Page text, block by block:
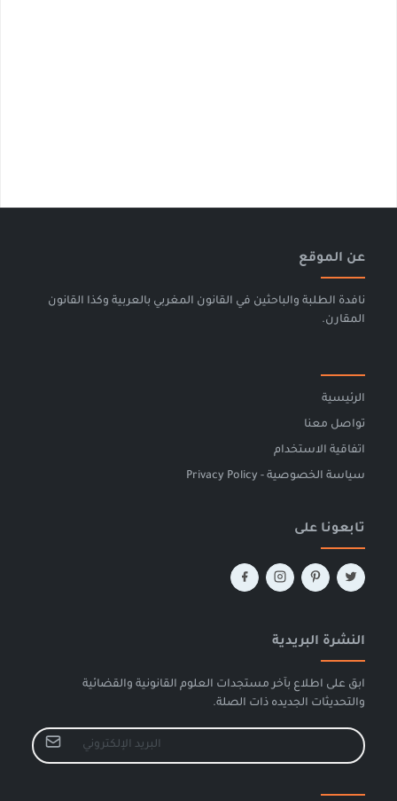
عن الموقع
نافدة الطلبة والباحثين في القانون المغربي بالعربية وكذا القانون
المقارن.
الرئيسية
تواصل معنا
اتفاقية الاستخدام
سياسة الخصوصية - Privacy Policy
تابعونا على
النشرة البريدية
ابق على اطلاع بآخر مستجدات العلوم القانونية والقضائية
والتحديثات الجديده ذات الصلة.